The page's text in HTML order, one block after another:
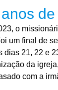
o
um final de
dias 21, 22 e
da
com a